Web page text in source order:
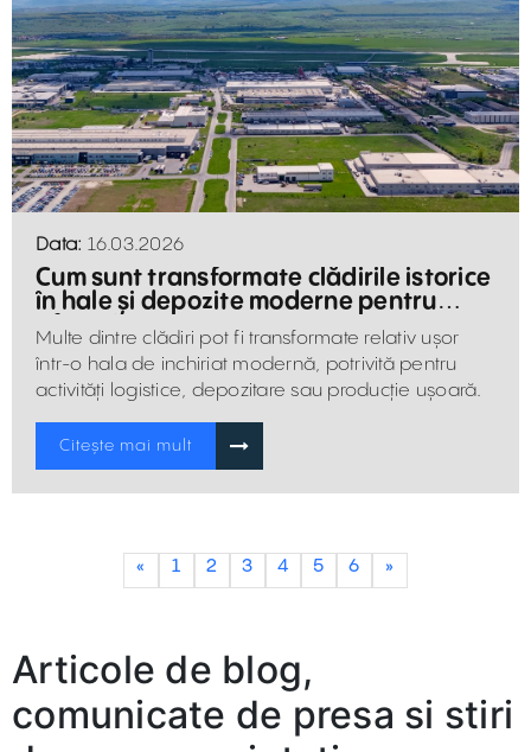
Data: 16.03.2026
Cum sunt transformate clădirile istorice
în hale și depozite moderne pentru
afaceri
Multe dintre clădiri pot fi transformate relativ ușor
într-o hala de inchiriat modernă, potrivită pentru
activități logistice, depozitare sau producție ușoară.
Citește mai mult
« 1 2 3 4 5 6 »
Articole de blog,
comunicate de presa si stiri